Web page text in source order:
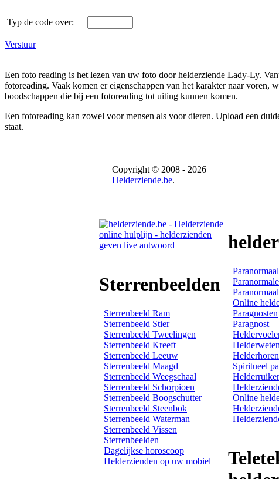
Typ de code over:
Verstuur
Een foto reading is het lezen van uw foto door helderziende Lady-Ly.
fotoreading. Vaak komen er eigenschappen van het karakter naar
boodschappen die bij een fotoreading tot uiting kunnen komen.
Een fotoreading kan zowel voor mensen als voor dieren. Upload een
staat.
Copyright © 2008 - 2026
Helderziende.be.
Sterrenbeelden
Sterrenbeeld Ram
Sterrenbeeld Stier
Sterrenbeeld Tweelingen
Sterrenbeeld Kreeft
Sterrenbeeld Leeuw
Sterrenbeeld Maagd
Sterrenbeeld Weegschaal
Sterrenbeeld Schorpioen
Sterrenbeeld Boogschutter
Sterrenbeeld Steenbok
Sterrenbeeld Waterman
Sterrenbeeld Vissen
Sterrenbeelden
Dagelijkse horoscoop
Helderzienden op uw mobiel
Online
Paragnosten
Paragnost
Spiritueel
Online